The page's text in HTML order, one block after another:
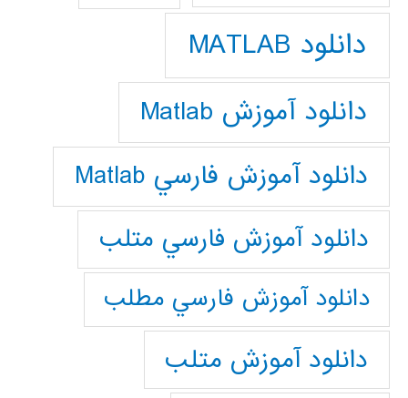
دانلود MATLAB
دانلود آموزش Matlab
دانلود آموزش فارسي Matlab
دانلود آموزش فارسي متلب
دانلود آموزش فارسي مطلب
دانلود آموزش متلب